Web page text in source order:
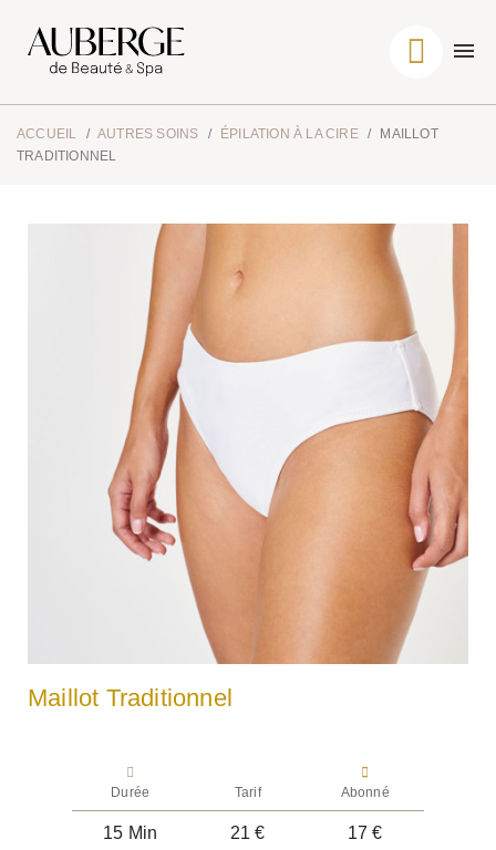
ACCUEIL AUTRES SOINS ÉPILATION À LA CIRE
MAILLOT
TRADITIONNEL
Maillot Traditionnel
Durée Tarif Abonné
15 Min 21 € 17 €